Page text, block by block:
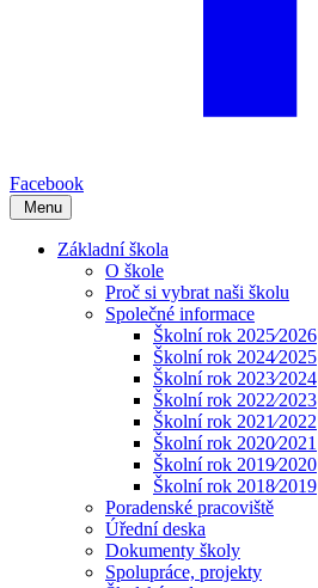
Facebook
Menu
Základní škola
O škole
Proč si vybrat naši školu
Společné informace
Školní rok 2025⁄2026
Školní rok 2024⁄2025
Školní rok 2023⁄2024
Školní rok 2022⁄2023
Školní rok 2021⁄2022
Školní rok 2020⁄2021
Školní rok 2019⁄2020
Školní rok 2018⁄2019
Poradenské pracoviště
Úřední deska
Dokumenty školy
Spolupráce, projekty